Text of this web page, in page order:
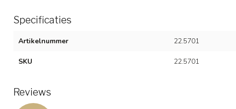
Specificaties
Artikelnummer 22.5701
SKU 22.5701
Reviews